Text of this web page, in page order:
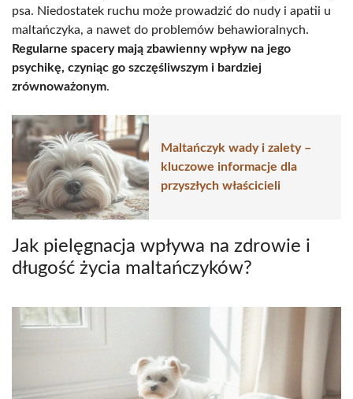
psa. Niedostatek ruchu może prowadzić do nudy i apatii u
maltańczyka, a nawet do problemów behawioralnych.
Regularne spacery mają zbawienny wpływ na jego
psychikę, czyniąc go szczęśliwszym i bardziej
zrównoważonym.
Maltańczyk wady i zalety –
kluczowe informacje dla
przyszłych właścicieli
Jak pielęgnacja wpływa na zdrowie i
długość życia maltańczyków?